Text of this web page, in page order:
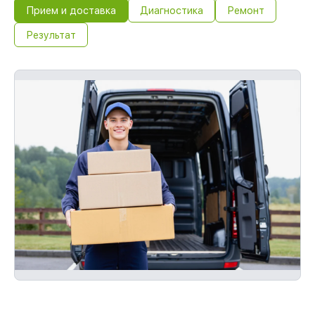
Прием и доставка Диагностика Ремонт
Результат